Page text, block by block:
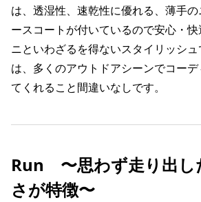
は、透湿性、速乾性に優れる、薄手
ースコートが付いているので安心・
ニといわざるを得ないスタイリッシ
は、多くのアウトドアシーンでコー
てくれること間違いなしです。
Run 〜思わず走り出し
さが特徴〜